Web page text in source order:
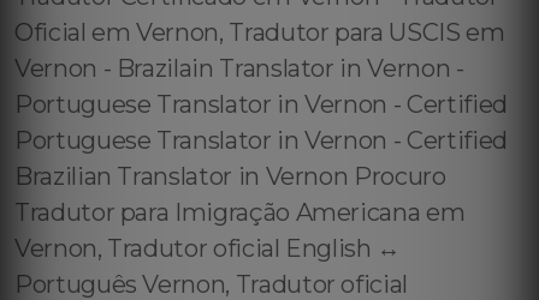
Oficial em Vernon, Tradutor para USCIS em
Vernon - Brazilain Translator in Vernon -
Portuguese Translator in Vernon - Certified
Portuguese Translator in Vernon - Certified
Brazilian Translator in Vernon Procuro
Tradutor para Imigração Americana em
Vernon, Tradutor oficial English ↔️
Português Vernon, Tradutor oficial